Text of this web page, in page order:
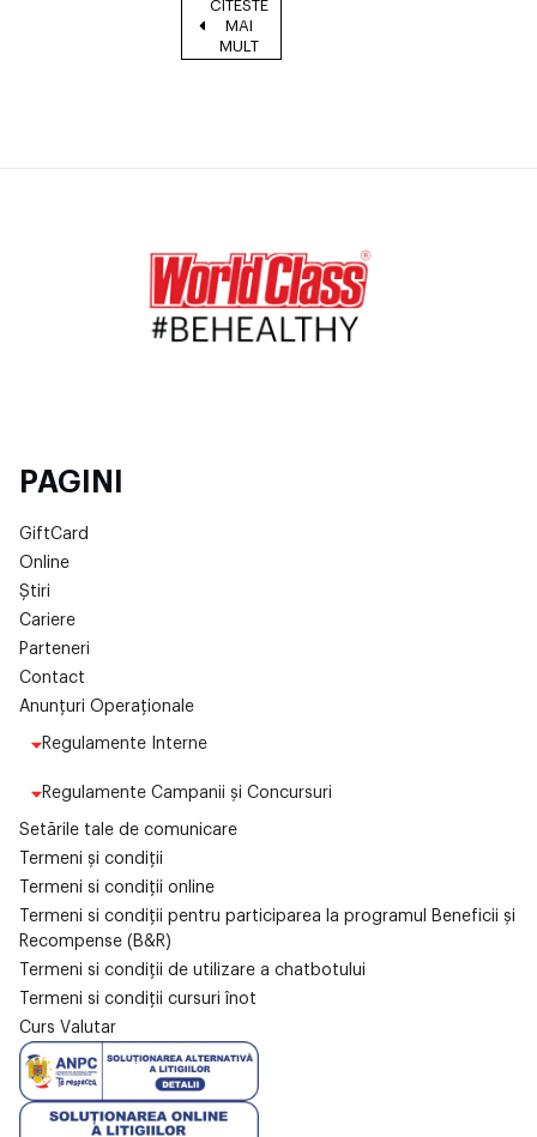
CITESTE
MAI
MULT
PAGINI
GiftCard
Online
Știri
Cariere
Parteneri
Contact
Anunțuri Operaționale
Regulamente Interne
Regulamente Campanii și Concursuri
Setările tale de comunicare
Termeni și condiții
Termeni si condiții online
Termeni si condiții pentru participarea la programul Beneficii și
Recompense (B&R)
Termeni si condiții de utilizare a chatbotului
Termeni si condiții cursuri înot
Curs Valutar